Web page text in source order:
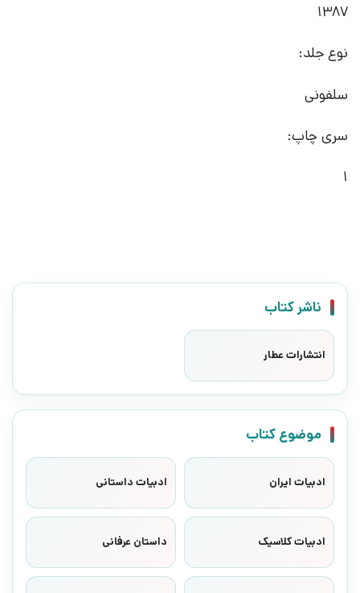
1387
نوع جلد:
سلفونی
سری چاپ:
1
ناشر کتاب
انتشارات عطار
موضوع کتاب
ادبیات ایران ادبیات داستانی
ادبیات کلاسیک داستان عرفانی